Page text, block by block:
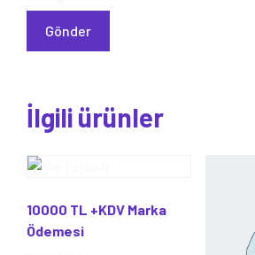
İlgili ürünler
10000 TL +KDV Marka
Ödemesi